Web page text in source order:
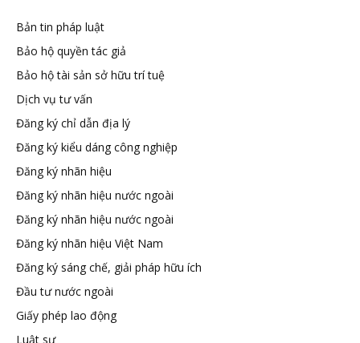
vấn
đầu
Đại
diện
Bản tin pháp luật
Bảo hộ quyền tác giả
Bảo hộ tài sản sở hữu trí tuệ
Dịch vụ tư vấn
Đăng ký chỉ dẫn địa lý
Đăng ký kiểu dáng công nghiệp
Đăng ký nhãn hiệu
Đăng ký nhãn hiệu nước ngoài
Đăng ký nhãn hiệu nước ngoài
Đăng ký nhãn hiệu Việt Nam
Đăng ký sáng chế, giải pháp hữu ích
Đầu tư nước ngoài
Giấy phép lao động
Luật sư